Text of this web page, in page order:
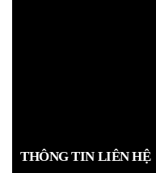
THÔNG TIN LIÊN HỆ